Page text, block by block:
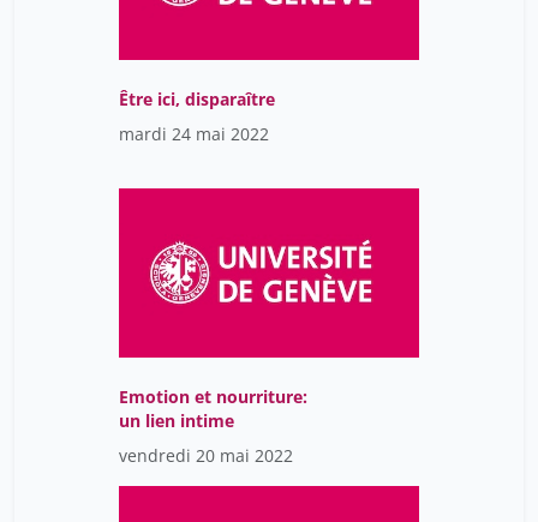
Être ici, disparaître
mardi 24 mai 2022
Emotion et nourriture:
un lien intime
vendredi 20 mai 2022